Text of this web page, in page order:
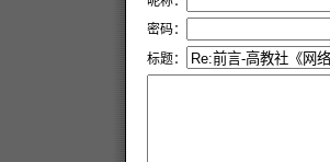
密码：
标题：